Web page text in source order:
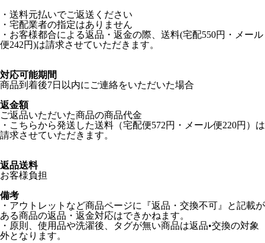
・送料元払いでご返送ください
・宅配業者の指定はありません
・お客様都合による返品・返金の際、送料(宅配550円・メール
便242円)は請求させていただきます。
対応可能期間
商品到着後7日以内にご連絡をいただいた場合
返金額
ご返品いただいた商品の商品代金
・こちらから発送した送料（宅配便572円・メール便220円）は
請求させていただきます。
返品送料
お客様負担
備考
・アウトレットなど商品ページに『返品・交換不可』と記載が
ある商品の返品・返金対応はできかねます。
・原則、使用品や洗濯後、タグが無い商品は返品•交換の対象
外となります。